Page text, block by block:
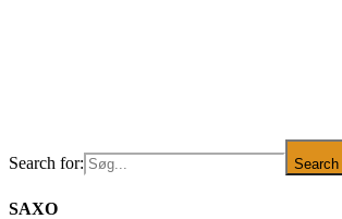
Search for:
SAXO